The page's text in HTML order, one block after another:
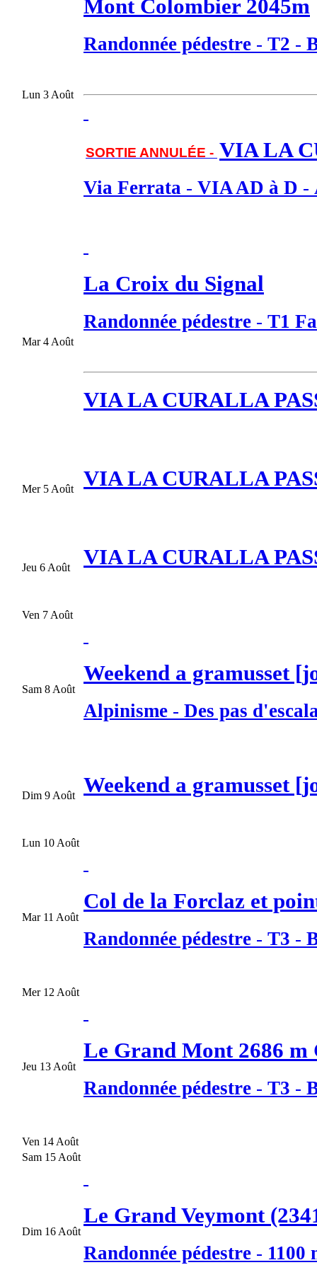
Lun 3 Août
Mont Colombier 2045m
Randonnée pédestre - T2 -
SORTIE ANNULÉE - VIA LA
Via Ferrata - VIA AD à D -
Mar 4 Août
La Croix du Signal
Randonnée pédestre - T1
VIA LA CURALLA
Mer 5 Août VIA LA CURALLA
Jeu 6 Août VIA LA CURALLA
Ven 7 Août
Sam 8 Août
Weekend a gramusset
Alpinisme - Des pas
Dim 9 Août Weekend a gramusset
Lun 10 Août
Mar 11 Août
Col de la Forclaz et
Randonnée pédestre - T3 -
Mer 12 Août
Jeu 13 Août
Le Grand Mont 2686
Randonnée pédestre - T3 -
Ven 14 Août
Sam 15 Août
Dim 16 Août
Le Grand Veymont
Randonnée pédestre - 1100